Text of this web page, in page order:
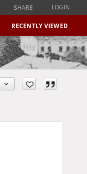
SHARE LOGIN
RECENTLY VIEWED